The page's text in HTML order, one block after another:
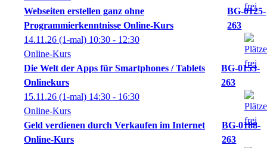
Webseiten erstellen ganz ohne
Programmierkenntnisse Online-Kurs
BG-0125-
263
14.11.26 (1-mal) 10:30 - 12:30
Online-Kurs
Die Welt der Apps für Smartphones / Tablets
Onlinekurs
BG-0153-
263
15.11.26 (1-mal) 14:30 - 16:30
Online-Kurs
Geld verdienen durch Verkaufen im Internet
Online-Kurs
BG-0188-
263